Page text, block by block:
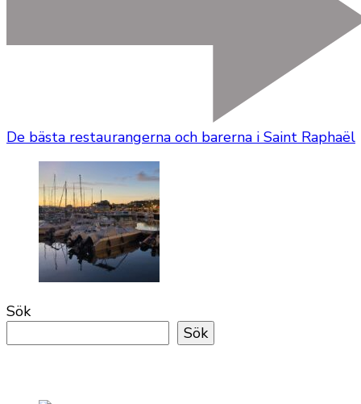
De bästa restaurangerna och barerna i Saint Raphaël
Sök
Sök